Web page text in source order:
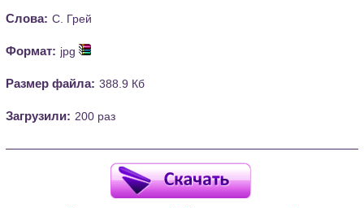
Слова: С. Грей
Формат: jpg
Размер файла: 388.9 Кб
Загрузили: 200 раз